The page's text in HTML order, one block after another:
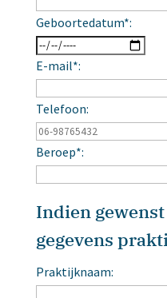
Geboortedatum*:
E-mail*:
Telefoon:
Beroep*:
Indien
gegevens
Praktijknaam: